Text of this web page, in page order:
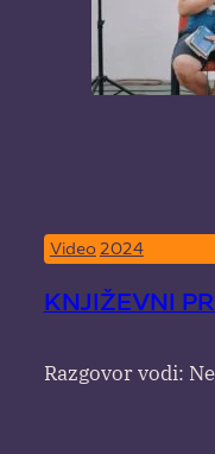
KNJIŽEVNI
Video 2024
Razgovor vodi: